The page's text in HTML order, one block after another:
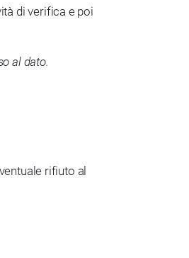
di verifica e poi
al dato.
rifiuto al